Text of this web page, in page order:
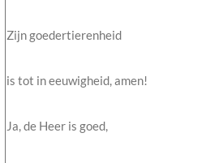
Zijn goedertierenheid
is tot in eeuwigheid, amen!
Ja, de Heer is goed,